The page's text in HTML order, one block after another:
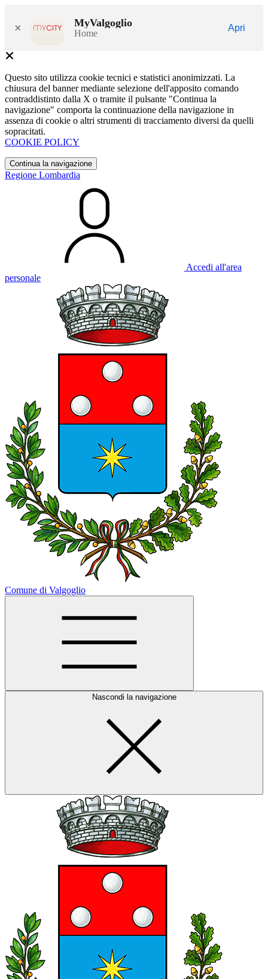
× MyValgoglio
Home
Apri
Questo sito utilizza cookie tecnici e statistici anonimizzati. La
chiusura del banner mediante selezione dell'apposito comando
contraddistinto dalla X o tramite il pulsante "Continua la
navigazione" comporta la continuazione della navigazione in
assenza di cookie o altri strumenti di tracciamento diversi da quelli
sopracitati.
COOKIE POLICY
Continua la navigazione
Regione Lombardia
Accedi all'area
personale
Comune di Valgoglio
Nascondi la navigazione